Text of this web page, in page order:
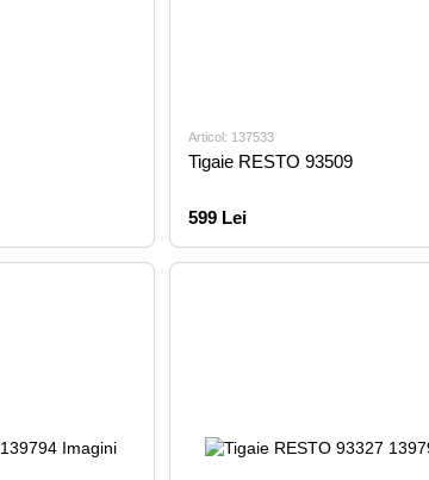
Articol: 137533
Tigaie RESTO 93509
599 Lei